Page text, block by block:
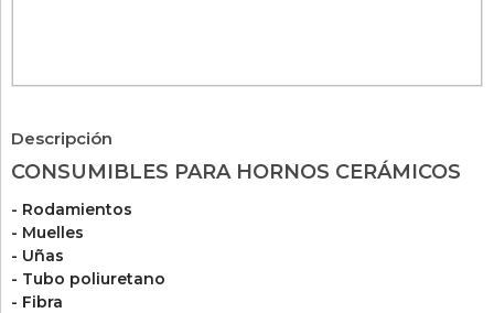
Descripción
CONSUMIBLES PARA HORNOS CERÁMICOS
- Rodamientos
- Muelles
- Uñas
- Tubo poliuretano
- Fibra